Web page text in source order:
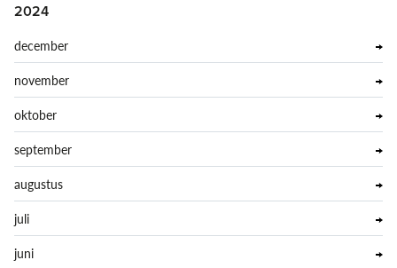
2024
december
november
oktober
september
augustus
juli
juni